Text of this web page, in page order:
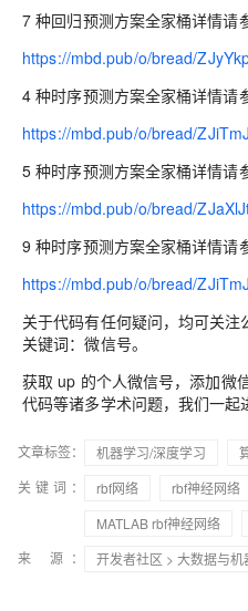
7 种回归预测方案全家桶详情请
https://mbd.pub/o/bread/
4 种时序预测方案全家桶详情请
https://mbd.pub/o/bread/
5 种时序预测方案全家桶详情请
https://mbd.pub/o/bread/
9 种时序预测方案全家桶详情请
https://mbd.pub/o/bread/
关于代码有任何疑问，均可关
关键词：微信号。
获取 up 的个人微信号，添加微
代码等诸多学术问题，我们一起
文章标签： 机器学习/深度学习
关键词：
rbf网络 rbf神经网络
MATLAB rbf神经网络
来 源：
开发者社区 > 大数据与机